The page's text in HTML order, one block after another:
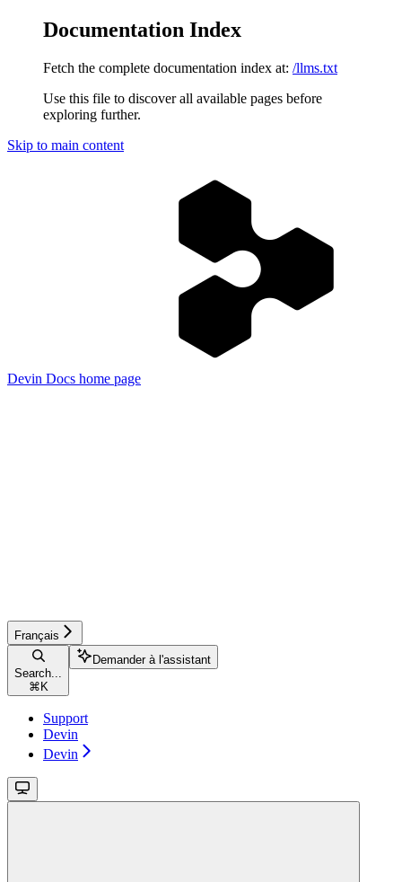
Documentation Index
Fetch the complete documentation index at: /llms.txt
Use this file to discover all available pages before
exploring further.
Skip to main content
Devin Docs home page
Français
Search...
⌘ K
Demander à l'assistant
Support
Devin
Devin